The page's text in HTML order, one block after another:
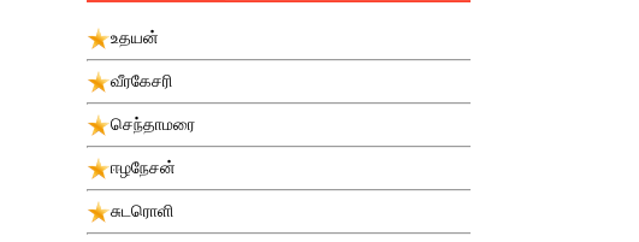
உதயன்
வீரகேசரி
செந்தாமரை
ஈழநேசன்
சுடரொளி